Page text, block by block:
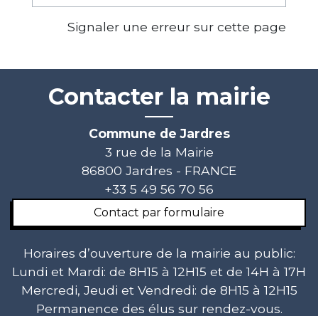
Signaler une erreur sur cette page
Contacter la mairie
Commune de Jardres
3 rue de la Mairie
86800 Jardres - FRANCE
+33 5 49 56 70 56
Contact par formulaire
Horaires d’ouverture de la mairie au public:
Lundi et Mardi: de 8H15 à 12H15 et de 14H à 17H
Mercredi, Jeudi et Vendredi: de 8H15 à 12H15
Permanence des élus sur rendez-vous.